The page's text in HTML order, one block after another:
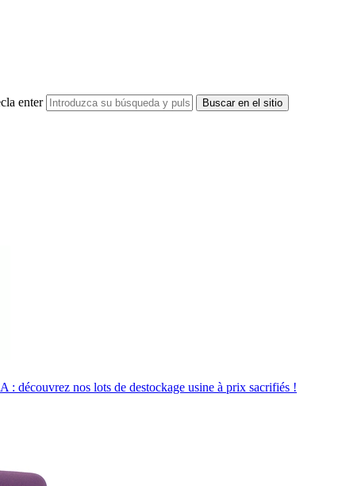
enter
découvrez nos lots de destockage usine à prix sacrifiés !